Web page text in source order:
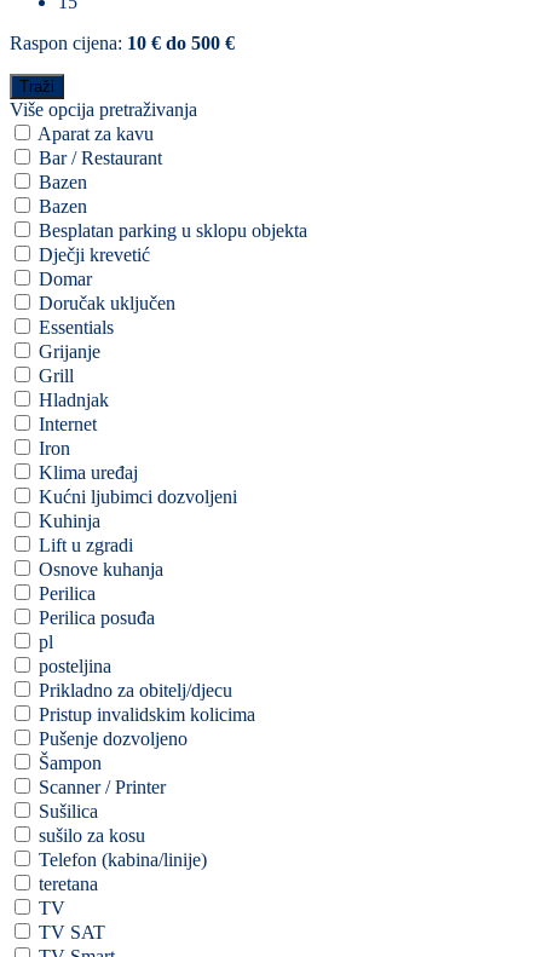
Raspon cijena: 10 € do 500 €
Više opcija pretraživanja
Aparat za kavu
Bar / Restaurant
Bazen
Bazen
Besplatan parking u sklopu objekta
Dječji krevetić
Domar
Doručak uključen
Essentials
Grijanje
Grill
Hladnjak
Internet
Iron
Klima uređaj
Kućni ljubimci dozvoljeni
Kuhinja
Lift u zgradi
Osnove kuhanja
Perilica
Perilica posuđa
pl
posteljina
Prikladno za obitelj/djecu
Pristup invalidskim kolicima
Pušenje dozvoljeno
Šampon
Scanner / Printer
Sušilica
sušilo za kosu
Telefon (kabina/linije)
teretana
TV
TV SAT